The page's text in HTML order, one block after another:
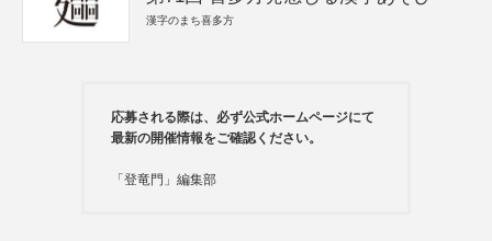
漢字のまち喜多方
応募される際は、必ず公式ホームページにて
最新の開催情報をご確認ください。
「登竜門」編集部